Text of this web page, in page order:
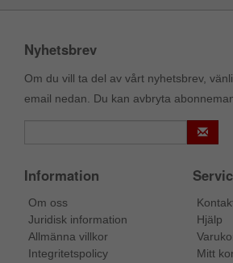
Nyhetsbrev
Om du vill ta del av vårt nyhetsbrev,
email nedan. Du kan avbryta
Information
Om oss
Juridisk information
Allmänna villkor
Integritetspolicy
Hjälp
Mitt